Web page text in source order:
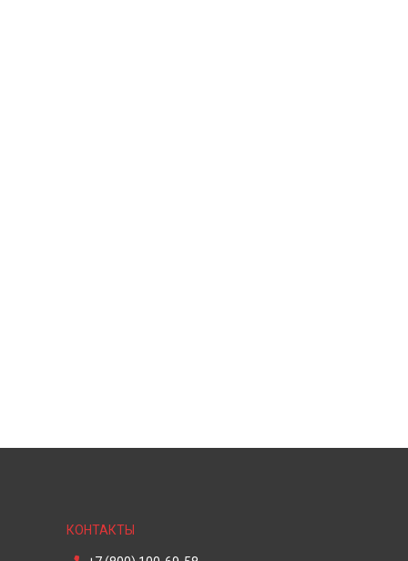
КОНТАКТЫ